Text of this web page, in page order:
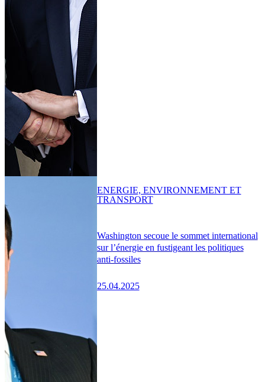
Washington secoue le sommet international
sur l’énergie en fustigeant les politiques
anti-fossiles
25.04.2025
ENERGIE, ENVIRONNEMENT ET
TRANSPORT